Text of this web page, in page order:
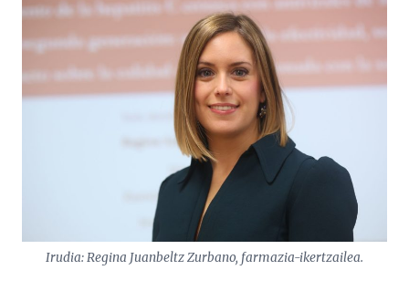
Irudia: Regina Juanbeltz Zurbano, farmazia-ikertzailea.